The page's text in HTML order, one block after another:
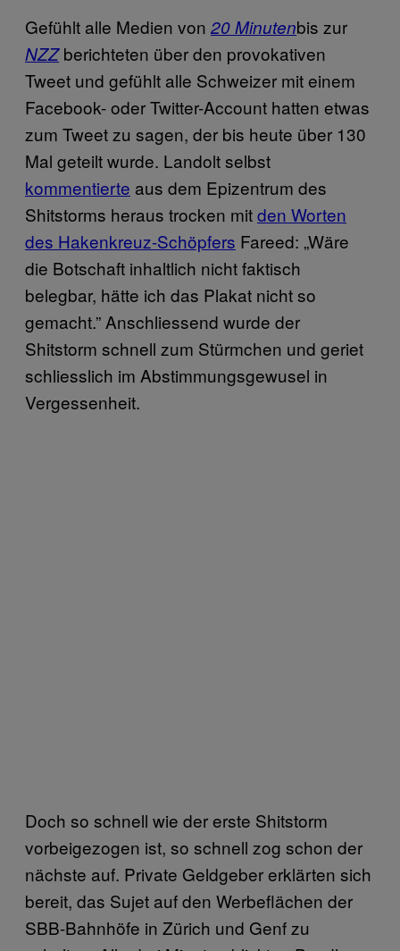
Gefühlt alle Medien von 20 Minutenbis zur
NZZ berichteten über den provokativen
Tweet und gefühlt alle Schweizer mit einem
Facebook- oder Twitter-Account hatten etwas
zum Tweet zu sagen, der bis heute über 130
Mal geteilt wurde. Landolt selbst
kommentierte aus dem Epizentrum des
Shitstorms heraus trocken mitden Worten
des Hakenkreuz-Schöpfers Fareed: „Wäre
die Botschaft inhaltlich nicht faktisch
belegbar, hätte ich das Plakat nicht so
gemacht.” Anschliessend wurde der
Shitstorm schnell zum Stürmchen und geriet
schliesslich im Abstimmungsgewusel in
Vergessenheit.
Doch so schnell wie der erste Shitstorm
vorbeigezogen ist, so schnell zog schon der
nächste auf. Private Geldgeber erklärten sich
bereit, das Sujet auf den Werbeflächen der
SBB-Bahnhöfe in Zürich und Genf zu